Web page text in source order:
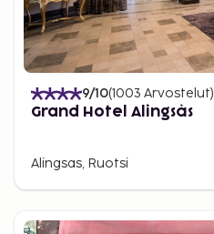
9/10(1003 Arvostelut)
Grand Hotel Alingsås
Alingsas, Ruotsi